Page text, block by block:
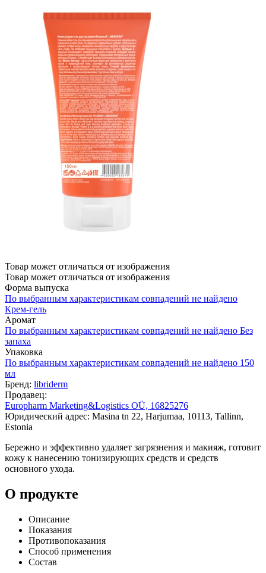
Товар может отличаться от изображения
Товар может отличаться от изображения
Форма выпуска
По выбранным характеристикам совпадений не найдено
Крем-гель
Аромат
По выбранным характеристикам совпадений не найдено Без
запаха
Упаковка
По выбранным характеристикам совпадений не найдено 150
мл
Бренд: libriderm
Продавец:
Europharm Marketing&Logistics OÜ, 16825276
Юридический адрес: Masina tn 22, Harjumaa, 10113, Tallinn,
Estonia
Бережно и эффективно удаляет загрязнения и макияж, готовит
кожу к нанесению тонизирующих средств и средств
основного ухода.
О продукте
Описание
Показания
Противопоказания
Способ применения
Состав